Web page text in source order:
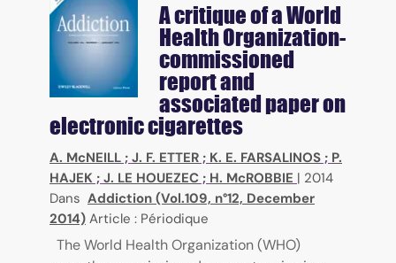
A critique of a World
Health Organization-
commissioned
report and
associated paper on
electronic cigarettes
A. McNEILL ; J. F. ETTER ; K. E. FARSALINOS ; P.
HAJEK ; J. LE HOUEZEC ; H. McROBBIE | 2014
Dans Addiction (Vol.109, n°12, December
2014) Article : Périodique
The World Health Organization (WHO)